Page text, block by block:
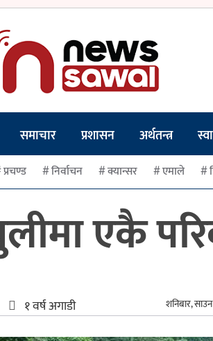
समाचार प्रशासन अर्थतन्त्र
प्रचण्ड निर्वाचन क्यान्सर एमाले
एकै
१ वर्ष अगाडी शनिबार,